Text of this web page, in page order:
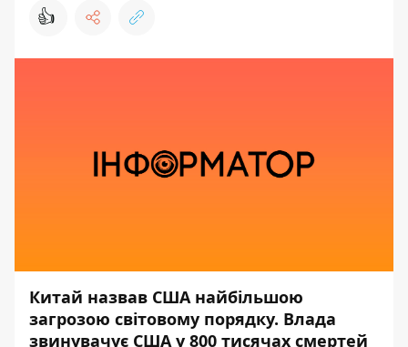
👍
Китай назвав США найбільшою
загрозою світовому порядку. Влада
звинувачує США у 800 тисячах смертей